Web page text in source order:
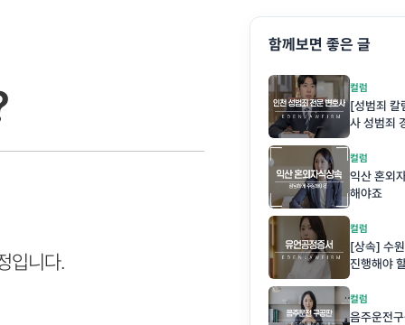
입니다.
함께보면 좋은 글
컬럼
[성범죄 칼
사 성범죄
컬럼
익산 혼외
해야죠
컬럼
[상속] 수
진행해야
컬럼
음주운전